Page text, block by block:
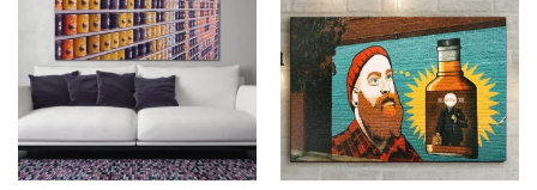
Adaugă
la
favorite
Adaugă
la
favorite